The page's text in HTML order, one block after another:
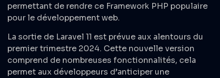
permettant de rendre ce Framework PHP populaire
pour le développement web.
La sortie de Laravel 11 est prévue aux alentours du
premier trimestre 2024. Cette nouvelle version
comprend de nombreuses fonctionnalités, cela
permet aux développeurs d’anticiper une